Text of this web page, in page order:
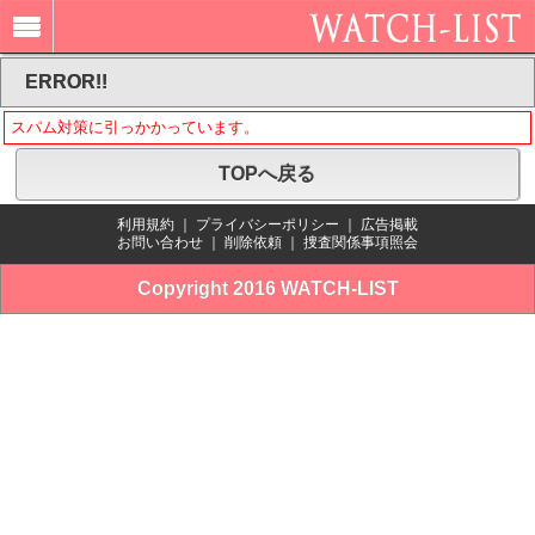
ERROR!!
スパム対策に引っかかっています。
TOPへ戻る
利用規約 プライバシーポリシー
広告掲載
お問い合わせ
削除依頼 捜査関係事項照会
Copyright 2016 WATCH-LIST